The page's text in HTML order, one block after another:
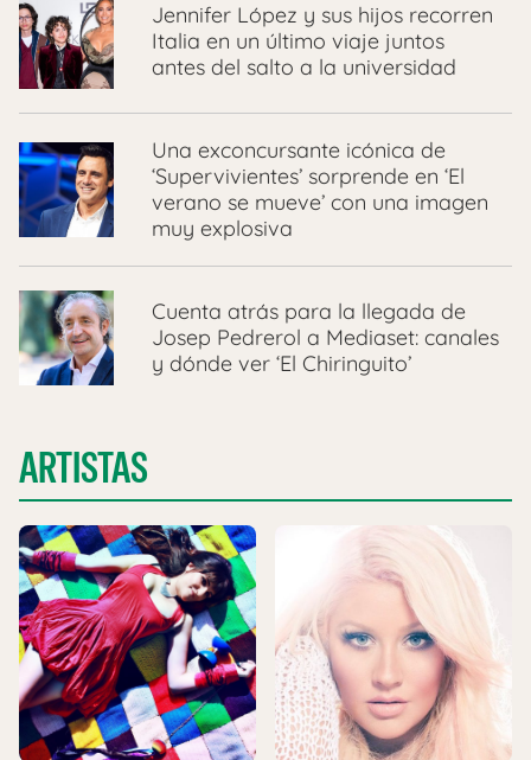
Jennifer López y sus hijos recorren
Italia en un último viaje juntos
antes del salto a la universidad
Una exconcursante icónica de
‘Supervivientes’ sorprende en ‘El
verano se mueve’ con una imagen
muy explosiva
Cuenta atrás para la llegada de
Josep Pedrerol a Mediaset: canales
y dónde ver ‘El Chiringuito’
ARTISTAS